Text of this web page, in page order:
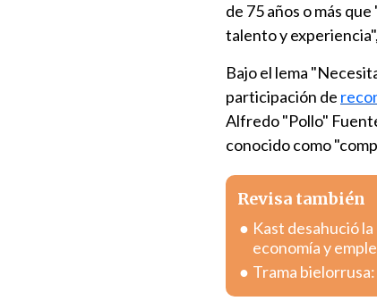
de 75 años o más
talento y
Bajo el lema
participación de
Alfredo "Pollo"
conocido como
Revisa también
Kast desahució
economía y
Trama